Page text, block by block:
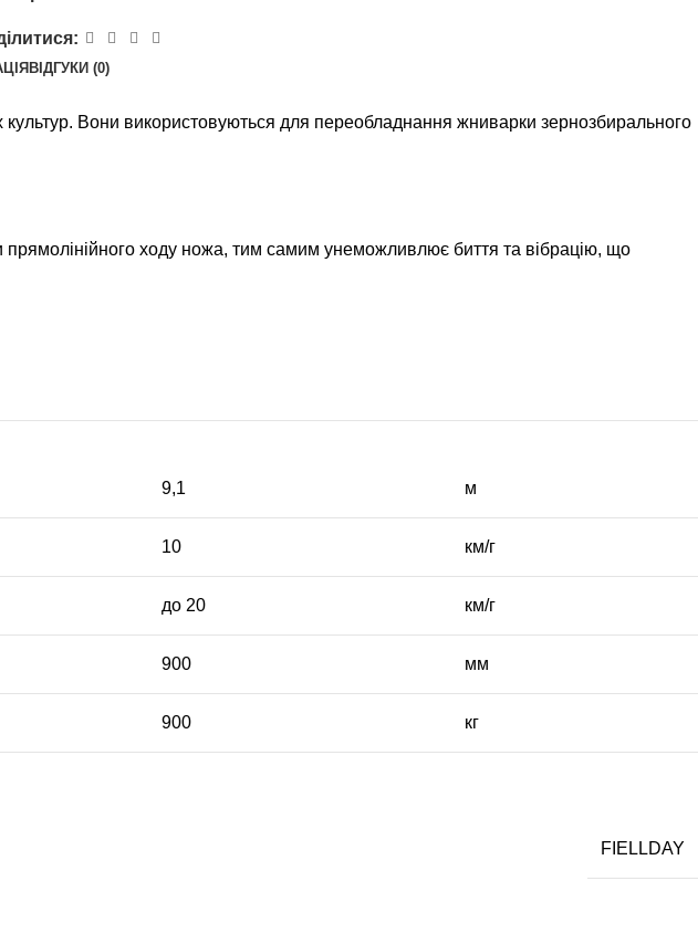
ВІДГУКИ (0)
культур. Вони використовуються для переобладнання жниварки зернозбирального
прямолінійного ходу ножа, тим самим унеможливлює биття та вібрацію, що
9,1 м
10 км/г
до 20 км/г
900 мм
900 кг
FІELLDAY